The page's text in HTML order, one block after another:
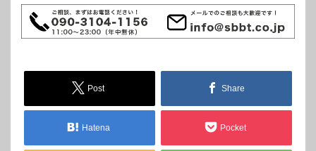
Post Share
Hatena Pocket